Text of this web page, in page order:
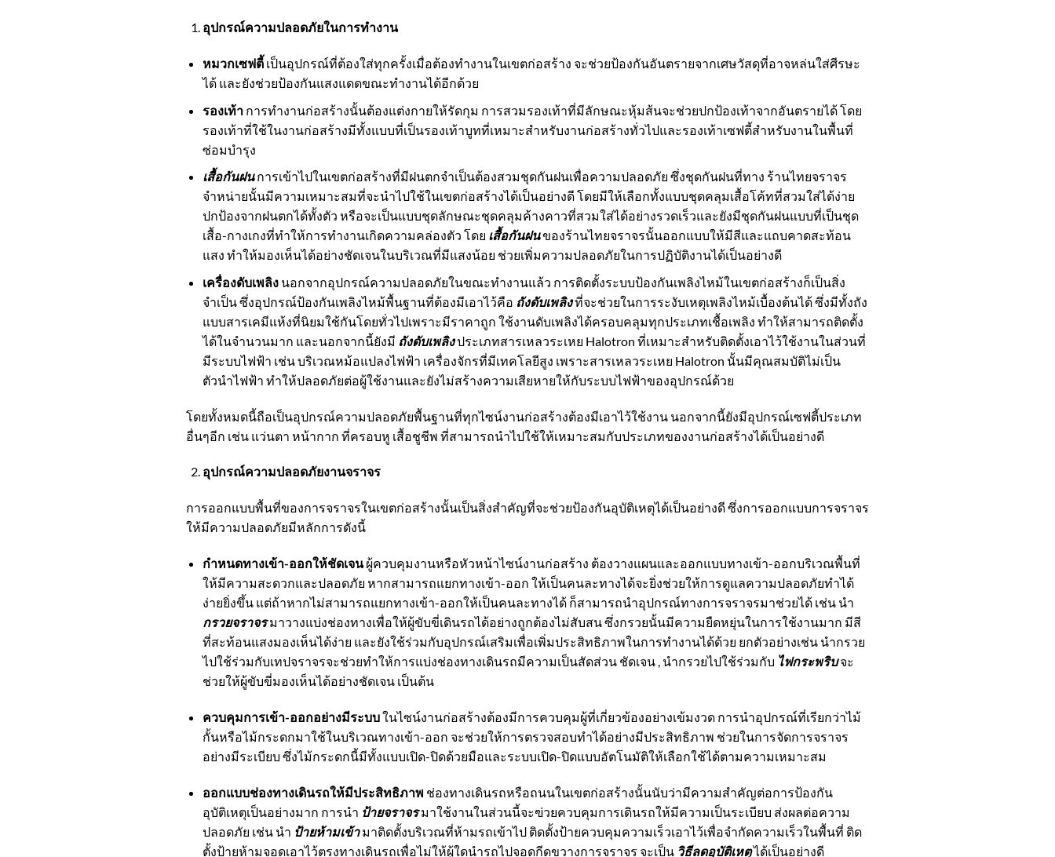
อุปกรณ์ความปลอดภัยในการทำงาน
หมวกเซฟตี้เป็นอุปกรณ์ที่ต้องใส่ทุกครั้งเมื่อต้องทำงานในเขตก่อสร้าง จะช่วยป้องกันอันตรายจากเศษวัสดุที่อาจหล่นใส่ศีรษะ
ได้ และยังช่วยป้องกันแสงแดดขณะทำงานได้อีกด้วย
รองเท้า การทำงานก่อสร้างนั้นต้องแต่งกายให้รัดกุม การสวมรองเท้าที่มีลักษณะหุ้มส้นจะช่วยปกป้องเท้าจากอันตรายได้ โดย
รองเท้าที่ใช้ในงานก่อสร้างมีทั้งแบบที่เป็นรองเท้าบูทที่เหมาะสำหรับงานก่อสร้างทั่วไปและรองเท้าเซฟตี้สำหรับงานในพื้นที่
ซ่อมบำรุง
เสื้อกันฝนการเข้าไปในเขตก่อสร้างที่มีฝนตกจำเป็นต้องสวมชุดกันฝนเพื่อความปลอดภัย ซึ่งชุดกันฝนที่ทาง ร้านไทยจราจร
จำหน่ายนั้นมีความเหมาะสมที่จะนำไปใช้ในเขตก่อสร้างได้เป็นอย่างดี โดยมีให้เลือกทั้งแบบชุดคลุมเสื้อโค้ทที่สวมใส่ได้ง่าย
ปกป้องจากฝนตกได้ทั้งตัว หรือจะเป็นแบบชุดลักษณะชุดคลุมค้างคาวที่สวมใส่ได้อย่างรวดเร็วและยังมีชุดกันฝนแบบที่เป็นชุด
เสื้อ-กางเกงที่ทำให้การทำงานเกิดความคล่องตัว โดย เสื้อกันฝนของร้านไทยจราจรนั้นออกแบบให้มีสีและแถบคาดสะท้อน
แสง ทำให้มองเห็นได้อย่างชัดเจนในบริเวณที่มีแสงน้อย ช่วยเพิ่มความปลอดภัยในการปฏิบัติงานได้เป็นอย่างดี
เครื่องดับเพลิง นอกจากอุปกรณ์ความปลอดภัยในขณะทำงานแล้ว การติดตั้งระบบป้องกันเพลิงไหม้ในเขตก่อสร้างก็เป็นสิ่ง
จำเป็น ซึ่งอุปกรณ์ป้องกันเพลิงไหม้พื้นฐานที่ต้องมีเอาไว้คือ ถังดับเพลิงที่จะช่วยในการระงับเหตุเพลิงไหม้เบื้องต้นได้ ซึ่งมีทั้งถัง
แบบสารเคมีแห้งที่นิยมใช้กันโดยทั่วไปเพราะมีราคาถูก ใช้งานดับเพลิงได้ครอบคลุมทุกประเภทเชื้อเพลิง ทำให้สามารถติดตั้ง
ได้ในจำนวนมาก และนอกจากนี้ยังมี ถังดับเพลิงประเภทสารเหลวระเหย Halotron ที่เหมาะสำหรับติดตั้งเอาไว้ใช้งานในส่วนที่
มีระบบไฟฟ้า เช่น บริเวณหม้อแปลงไฟฟ้า เครื่องจักรที่มีเทคโลยีสูง เพราะสารเหลวระเหย Halotron นั้นมีคุณสมบัติไม่เป็น
ตัวนำไฟฟ้า ทำให้ปลอดภัยต่อผู้ใช้งานและยังไม่สร้างความเสียหายให้กับระบบไฟฟ้าของอุปกรณ์ด้วย
โดยทั้งหมดนี้ถือเป็นอุปกรณ์ความปลอดภัยพื้นฐานที่ทุกไซน์งานก่อสร้างต้องมีเอาไว้ใช้งาน นอกจากนี้ยังมีอุปกรณ์เซฟตี้ประเภท
อื่นๆอีก เช่น แว่นตา หน้ากาก ที่ครอบหู เสื้อชูชีพ ที่สามารถนำไปใช้ให้เหมาะสมกับประเภทของงานก่อสร้างได้เป็นอย่างดี
อุปกรณ์ความปลอดภัยงานจราจร
การออกแบบพื้นที่ของการจราจรในเขตก่อสร้างนั้นเป็นสิ่งสำคัญที่จะช่วยป้องกันอุบัติเหตุได้เป็นอย่างดี ซึ่งการออกแบบการจราจร
ให้มีความปลอดภัยมีหลักการดังนี้
กำหนดทางเข้า-ออกให้ชัดเจนผู้ควบคุมงานหรือหัวหน้าไซน์งานก่อสร้าง ต้องวางแผนและออกแบบทางเข้า-ออกบริเวณพื้นที่
ให้มีความสะดวกและปลอดภัย หากสามารถแยกทางเข้า-ออก ให้เป็นคนละทางได้จะยิ่งช่วยให้การดูแลความปลอดภัยทำได้
ง่ายยิ่งขึ้น แต่ถ้าหากไม่สามารถแยกทางเข้า-ออกให้เป็นคนละทางได้ ก็สามารถนำอุปกรณ์ทางการจราจรมาช่วยได้ เช่น นำ
กรวยจราจรมาวางแบ่งช่องทางเพื่อให้ผู้ขับขี่เดินรถได้อย่างถูกต้องไม่สับสน ซึ่งกรวยนั้นมีความยืดหยุ่นในการใช้งานมาก มีสี
ที่สะท้อนแสงมองเห็นได้ง่าย และยังใช้ร่วมกับอุปกรณ์เสริมเพื่อเพิ่มประสิทธิภาพในการทำงานได้ด้วย ยกตัวอย่างเช่น นำกรวย
ไปใช้ร่วมกับเทปจราจรจะช่วยทำให้การแบ่งช่องทางเดินรถมีความเป็นสัดส่วน ชัดเจน , นำกรวยไปใช้ร่วมกับ ไฟกระพริบจะ
ช่วยให้ผู้ขับขี่มองเห็นได้อย่างชัดเจน เป็นต้น
ควบคุมการเข้า-ออกอย่างมีระบบในไซน์งานก่อสร้างต้องมีการควบคุมผู้ที่เกี่ยวข้องอย่างเข้มงวด การนำอุปกรณ์ที่เรียกว่าไม้
กั้นหรือไม้กระดกมาใช้ในบริเวณทางเข้า-ออก จะช่วยให้การตรวจสอบทำได้อย่างมีประสิทธิภาพ ช่วยในการจัดการจราจร
อย่างมีระเบียบ ซึ่งไม้กระดกนี้มีทั้งแบบเปิด-ปิดด้วยมือและระบบเปิด-ปิดแบบอัตโนมัติให้เลือกใช้ได้ตามความเหมาะสม
ออกแบบช่องทางเดินรถให้มีประสิทธิภาพ ช่องทางเดินรถหรือถนนในเขตก่อสร้างนั้นนับว่ามีความสำคัญต่อการป้องกัน
อุบัติเหตุเป็นอย่างมาก การนำ ป้ายจราจรมาใช้งานในส่วนนี้จะฃ่วยควบคุมการเดินรถให้มีความเป็นระเบียบ ส่งผลต่อความ
ปลอดภัย เช่น นำ ป้ายห้ามเข้า มาติดตั้งบริเวณที่ห้ามรถเข้าไป ติดตั้งป้ายควบคุมความเร็วเอาไว้เพื่อจำกัดความเร็วในพื้นที่ ติด
ตั้งป้ายห้ามจอดเอาไว้ตรงทางเดินรถเพื่อไม่ให้ผู้ใดนำรถไปจอดกีดขวางการจราจร จะเป็น วิธีลดอุบัติเหตุได้เป็นอย่างดี